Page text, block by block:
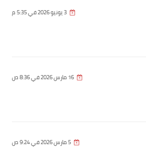
3 يونيو 2026 في 5:35 م
16 مارس 2026 في 8:36 ص
5 مارس 2026 في 9:24 ص